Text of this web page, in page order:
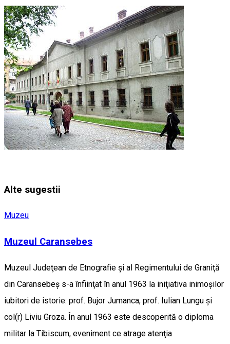
Alte sugestii
Muzeu
Muzeul Caransebes
Muzeul Judeţean de Etnografie şi al Regimentului de Graniţă
din Caransebeş s-a înfiinţat în anul 1963 la iniţiativa inimoşilor
iubitori de istorie: prof. Bujor Jumanca, prof. Iulian Lungu şi
col(r) Liviu Groza. În anul 1963 este descoperită o diploma
militar la Tibiscum, eveniment ce atrage atenţia